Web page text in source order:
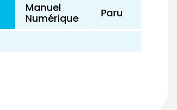
Manuel
Numérique Paru